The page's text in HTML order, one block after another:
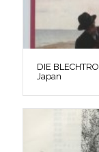
DIE
Japan